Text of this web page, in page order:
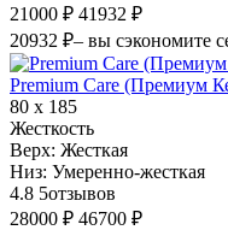
21000 ₽ 41932 ₽
20932 ₽– вы сэкономите
Premium Care (Премиум
80 х 185
Жесткость
Верх: Жесткая
Низ: Умеренно-жесткая
4.8 5отзывов
28000 ₽ 46700 ₽